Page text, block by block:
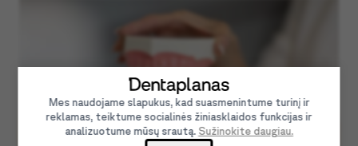
Mes naudojame slapukus, kad suasmenintume turinį ir
reklamas, teiktume socialinės žiniasklaidos funkcijas ir
analizuotume mūsų srautą. Sužinokite daugiau.